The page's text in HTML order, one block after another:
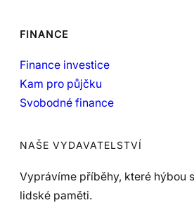
FINANCE
Finance investice
Kam pro půjčku
Svobodné finance
NAŠE VYDAVATELSTVÍ
Vyprávíme příběhy, které hýbou
lidské paměti.